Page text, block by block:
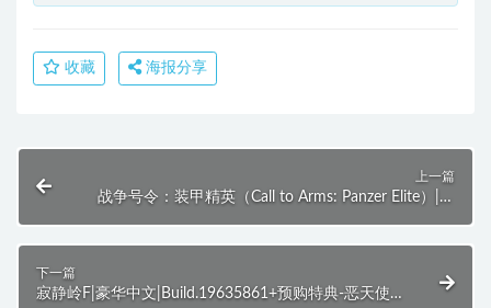
收藏 海报分享
上一篇
战争号令：装甲精英（Call to Arms: Panzer Elite）|官
下一篇
寂静岭F|豪华中文|Build.19635861+预购特典-恶天使